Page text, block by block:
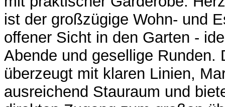
ist der großzügige Wohn- und
offener Sicht in den Garten -
Abende und gesellige Runden.
überzeugt mit klaren Linien,
ausreichend Stauraum und